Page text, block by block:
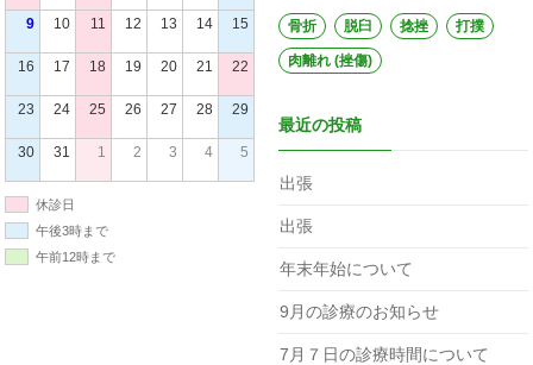
9 10 11 12 13 14 15
16 17 18 19 20 21 22
23 24 25 26 27 28 29
30 31 1 2 3 4 5
休診日
午後3時まで
午前12時まで
骨折 脱臼 捻挫 打撲
肉離れ (挫傷)
最近の投稿
出張
出張
年末年始について
9月の診療のお知らせ
7月７日の診療時間について